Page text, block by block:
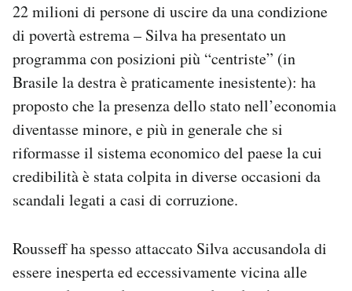
22 milioni di persone di uscire da una condizione
di povertà estrema – Silva ha presentato un
programma con posizioni più “centriste” (in
Brasile la destra è praticamente inesistente): ha
proposto che la presenza dello stato nell’economia
diventasse minore, e più in generale che si
riformasse il sistema economico del paese la cui
credibilità è stata colpita in diverse occasioni da
scandali legati a casi di corruzione.
Rousseff ha spesso attaccato Silva accusandola di
essere inesperta ed eccessivamente vicina alle